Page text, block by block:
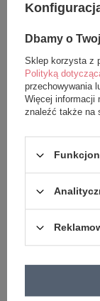
NOWOŚĆ
GRATIS -
0,01
Dbamy o
Sklep korzysta z
Polityką
przechowywania
Więcej informacji
znaleźć także na